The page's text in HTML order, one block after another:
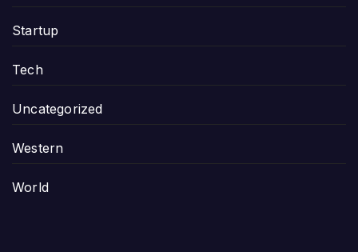
Startup
Tech
Uncategorized
Western
World